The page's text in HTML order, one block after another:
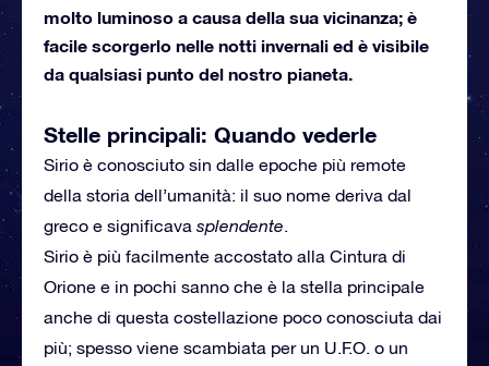
molto luminoso a causa della sua vicinanza; è
facile scorgerlo nelle notti invernali ed è visibile
da qualsiasi punto del nostro pianeta.
Stelle principali: Quando vederle
Sirio è conosciuto sin dalle epoche più remote
della storia dell’umanità: il suo nome deriva dal
greco e significava splendente.
Sirio è più facilmente accostato alla Cintura di
Orione e in pochi sanno che è la stella principale
anche di questa costellazione poco conosciuta dai
più; spesso viene scambiata per un U.F.O. o un